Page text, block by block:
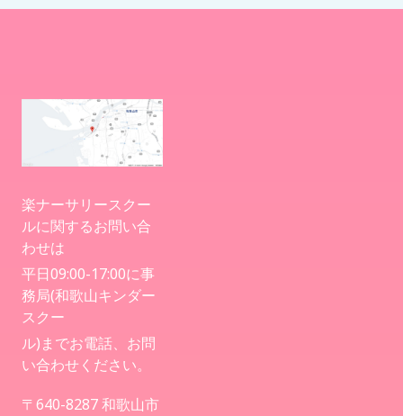
楽ナーサリースクー
ルに関するお問い合
わせは
平日09:00-17:00に事
務局(和歌山キンダー
スクー
ル)までお電話、お問
い合わせください。
〒640-8287 和歌山市